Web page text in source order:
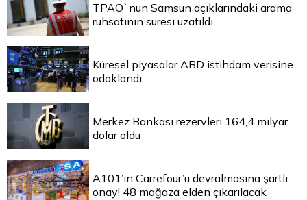
TPAO`nun Samsun açıklarındaki arama
ruhsatının süresi uzatıldı
Küresel piyasalar ABD istihdam verisine
odaklandı
Merkez Bankası rezervleri 164,4 milyar
dolar oldu
A101’in Carrefour’u devralmasına şartlı
onay! 48 mağaza elden çıkarılacak